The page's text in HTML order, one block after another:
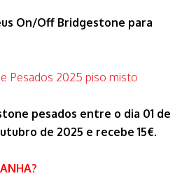
On/Off Bridgestone para
pesados entre o dia 01 de
de 2025 e recebe 15€.